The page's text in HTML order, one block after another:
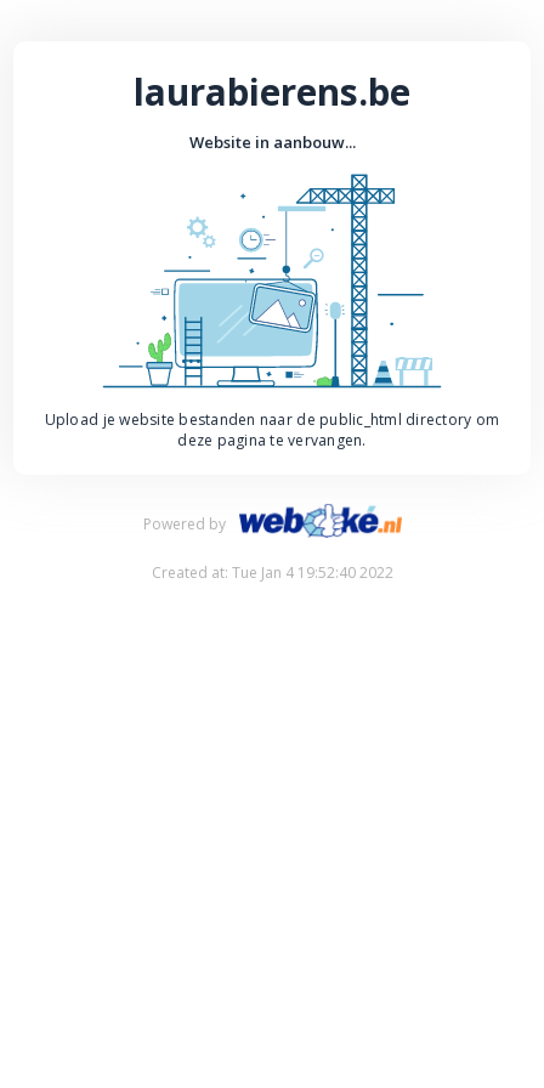
laurabierens.be
Website in aanbouw...
Upload je website bestanden naar de public_html directory om
deze pagina te vervangen.
Powered by
Created at: Tue Jan 4 19:52:40 2022